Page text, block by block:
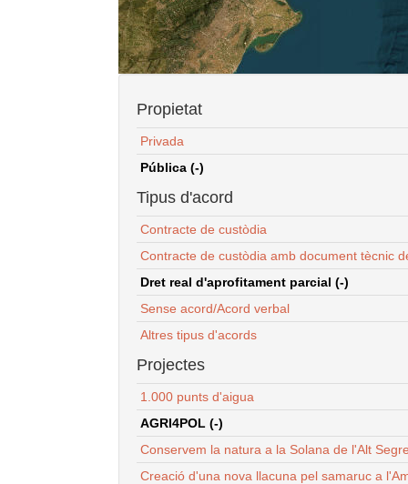
Propietat
Privada
Pública (-)
Tipus d'acord
Contracte de custòdia
Contracte de custòdia amb document tècnic
Dret real d'aprofitament parcial (-)
Sense acord/Acord verbal
Altres tipus d'acords
Projectes
1.000 punts d'aigua
AGRI4POL (-)
Conservem la natura a la Solana de l'Alt
Creació d'una nova llacuna pel samaruc a